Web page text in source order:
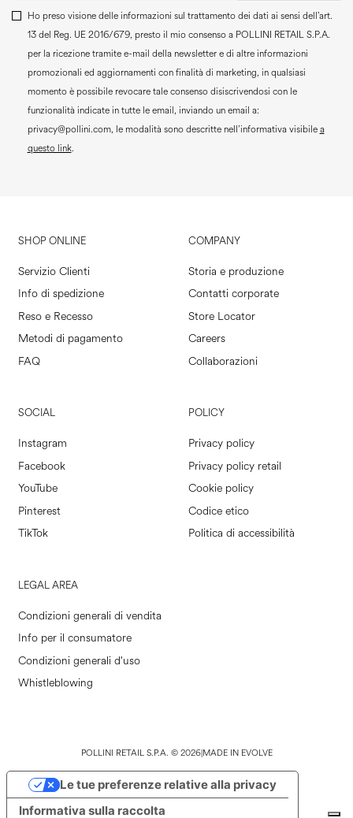
Ho preso visione delle informazioni sul trattamento dei dati ai sensi dell’art.
13 del Reg. UE 2016/679, presto il mio consenso a POLLINI RETAIL S.P.A.
per la ricezione tramite e-mail della newsletter e di altre informazioni
promozionali ed aggiornamenti con finalità di marketing, in qualsiasi
momento è possibile revocare tale consenso disiscrivendosi con le
funzionalità indicate in tutte le email, inviando un email a:
privacy@pollini.com, le modalità sono descritte nell’informativa visibilea
questo link.
SHOP ONLINE
Servizio Clienti
Info di spedizione
Reso e Recesso
Metodi di pagamento
FAQ
COMPANY
Storia e produzione
Contatti corporate
Store Locator
Careers
Collaborazioni
SOCIAL
Instagram
Facebook
YouTube
Pinterest
TikTok
POLICY
Privacy policy
Privacy policy retail
Cookie policy
Codice etico
Politica di accessibilità
LEGAL AREA
Condizioni generali di vendita
Info per il consumatore
Condizioni generali d'uso
Whistleblowing
POLLINI RETAIL S.P.A. © 2026|MADE IN EVOLVE
Informativa sulla raccolta
Le tue preferenze relative alla privacy